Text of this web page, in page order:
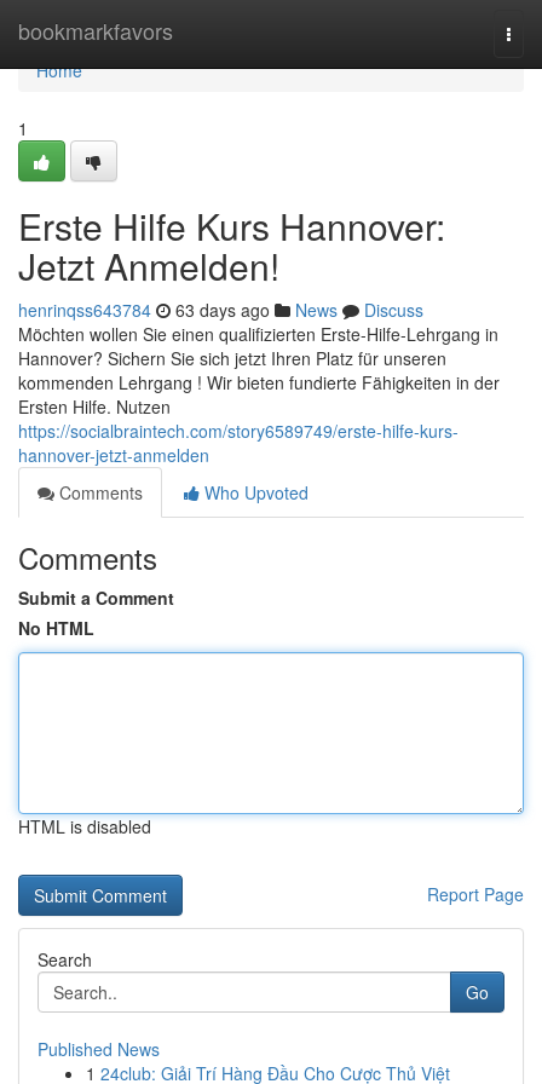
bookmarkfavors
Home
Home
1
Erste Hilfe Kurs Hannover:
Jetzt Anmelden!
henrinqss643784 63 days ago News
Discuss
Möchten wollen Sie einen qualifizierten Erste-Hilfe-Lehrgang in
Hannover? Sichern Sie sich jetzt Ihren Platz für unseren
kommenden Lehrgang ! Wir bieten fundierte Fähigkeiten in der
Ersten Hilfe. Nutzen
https://socialbraintech.com/story6589749/erste-hilfe-kurs-
hannover-jetzt-anmelden
Comments
Who Upvoted
Comments
Submit a Comment
No HTML
HTML is disabled
Report Page
Search
Go
Published News
1 24club: Giải Trí Hàng Đầu Cho Cược Thủ Việt